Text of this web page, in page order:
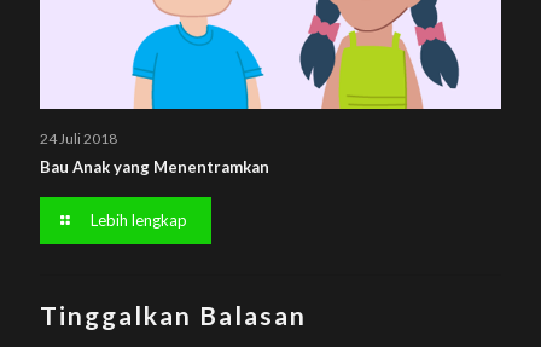
24 Juli 2018
Bau Anak yang Menentramkan
Lebih lengkap
Tinggalkan Balasan